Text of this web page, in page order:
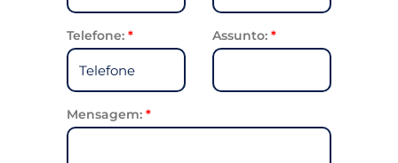
Telefone: * Assunto: *
Mensagem: *